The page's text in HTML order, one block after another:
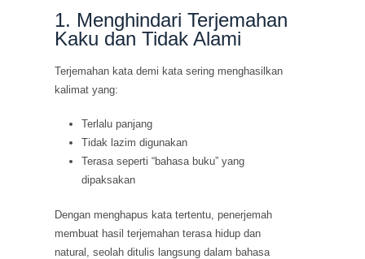
1. Menghindari Terjemahan
Kaku dan Tidak Alami
Terjemahan kata demi kata sering menghasilkan
kalimat yang:
Terlalu panjang
Tidak lazim digunakan
Terasa seperti “bahasa buku” yang
dipaksakan
Dengan menghapus kata tertentu, penerjemah
membuat hasil terjemahan terasa hidup dan
natural, seolah ditulis langsung dalam bahasa